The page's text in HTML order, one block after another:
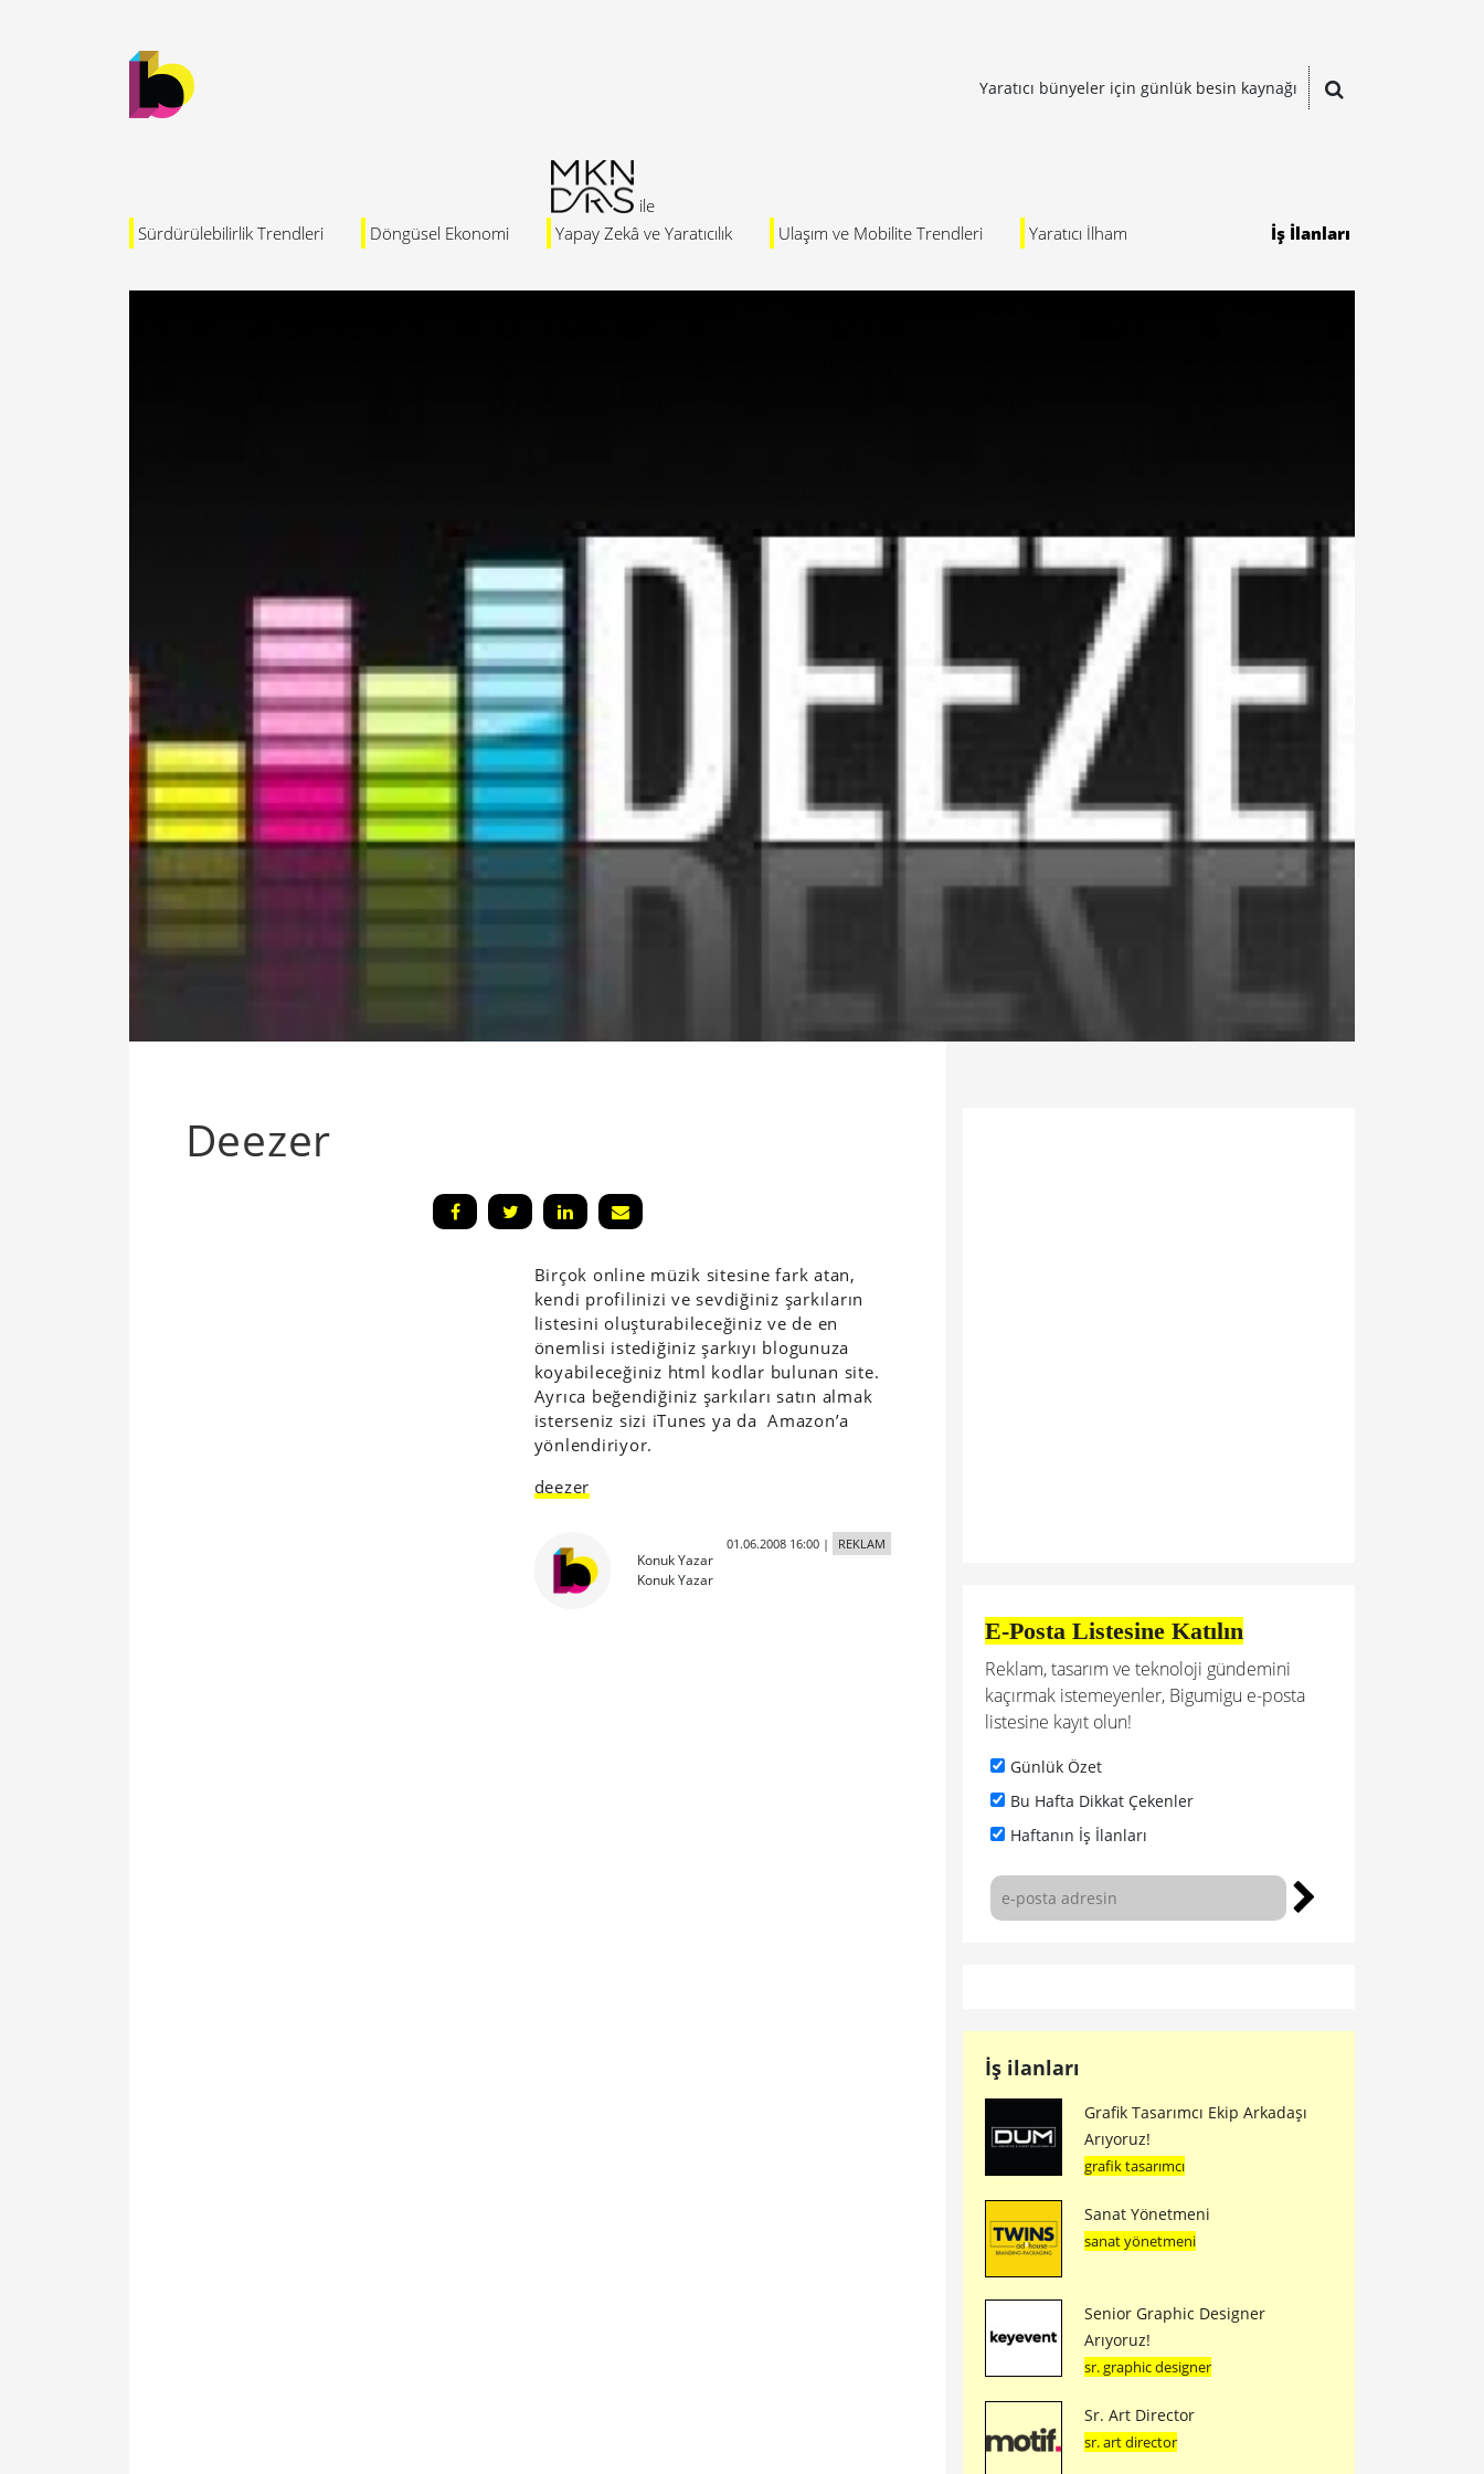
Yaratıcı bünyeler için günlük besin kaynağı
Sürdürülebilirlik Trendleri Döngüsel Ekonomi Yapay Zekâ ve Yaratıcılık Ulaşım ve Mobilite Trendleri Yaratıcı İlham İş İlanları
Deezer
Birçok online müzik sitesine fark atan,
kendi profilinizi ve sevdiğiniz şarkıların
listesini oluşturabileceğiniz ve de en
önemlisi istediğiniz şarkıyı blogunuza
koyabileceğiniz html kodlar bulunan site.
Ayrıca beğendiğiniz şarkıları satın almak
isterseniz sizi iTunes ya da Amazon’a
yönlendiriyor.
deezer
Konuk Yazar
Konuk Yazar
01.06.2008 16:00| REKLAM
E-Posta Listesine Katılın
Reklam, tasarım ve teknoloji gündemini
kaçırmak istemeyenler, Bigumigu e-posta
listesine kayıt olun!
Günlük Özet
Bu Hafta Dikkat Çekenler
Haftanın İş İlanları
İş ilanları
Grafik Tasarımcı Ekip Arkadaşı
Arıyoruz!
grafik tasarımcı
Sanat Yönetmeni
sanat yönetmeni
Senior Graphic Designer
Arıyoruz!
sr. graphic designer
Sr. Art Director
sr. art director